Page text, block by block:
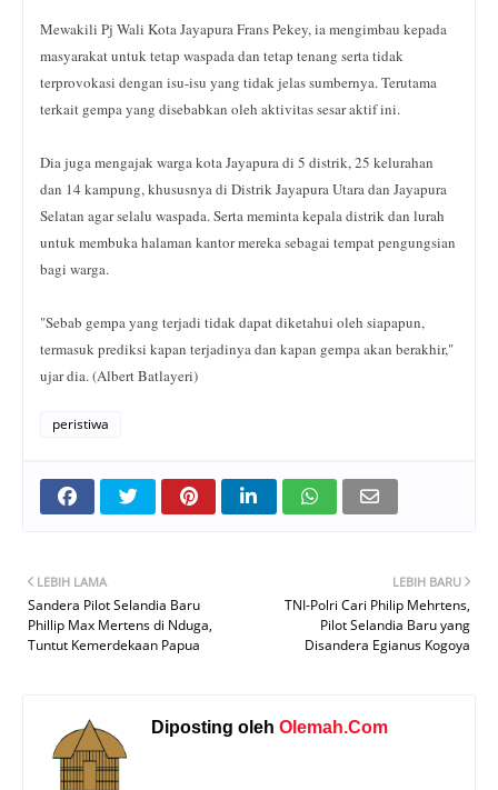
Mewakili Pj Wali Kota Jayapura Frans Pekey, ia mengimbau kepada
masyarakat untuk tetap waspada dan tetap tenang serta tidak
terprovokasi dengan isu-isu yang tidak jelas sumbernya. Terutama
terkait gempa yang disebabkan oleh aktivitas sesar aktif ini.
Dia juga mengajak warga kota Jayapura di 5 distrik, 25 kelurahan
dan 14 kampung, khususnya di Distrik Jayapura Utara dan Jayapura
Selatan agar selalu waspada. Serta meminta kepala distrik dan lurah
untuk membuka halaman kantor mereka sebagai tempat pengungsian
bagi warga.
"Sebab gempa yang terjadi tidak dapat diketahui oleh siapapun,
termasuk prediksi kapan terjadinya dan kapan gempa akan berakhir,"
ujar dia. (Albert Batlayeri)
peristiwa
LEBIH BARU
TNI-Polri Cari Philip Mehrtens,
Pilot Selandia Baru yang
Disandera Egianus Kogoya
LEBIH LAMA
Sandera Pilot Selandia Baru
Phillip Max Mertens di Nduga,
Tuntut Kemerdekaan Papua
Diposting oleh Olemah.Com